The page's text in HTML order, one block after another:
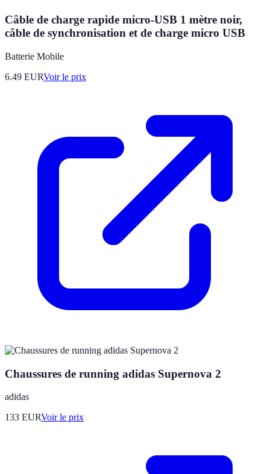
Câble de charge rapide micro-USB 1 mètre noir,
câble de synchronisation et de charge micro USB
Batterie Mobile
6.49 EURVoir le prix
Chaussures de running adidas Supernova 2
adidas
133 EURVoir le prix